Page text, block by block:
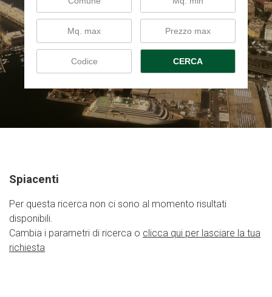
CERCA
Spiacenti
Per questa ricerca non ci sono al momento risultati
disponibili.
Cambia i parametri di ricerca o clicca qui per lasciare la tua
richiesta